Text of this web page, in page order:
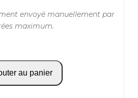
envoyé manuellement par
maximum.
au panier